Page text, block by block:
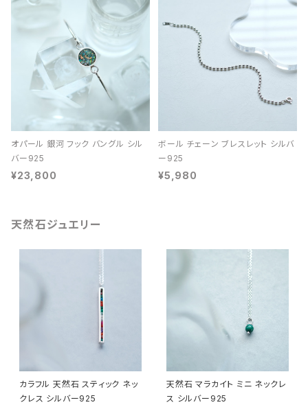
オパール 銀河 フック バングル シル
バー925
¥23,800
ボール チェーン ブレスレット シルバ
ー925
¥5,980
天然石ジュエリー
カラフル 天然石 スティック ネッ
クレス シルバー925
天然石 マラカイト ミニ ネックレ
ス シルバー925